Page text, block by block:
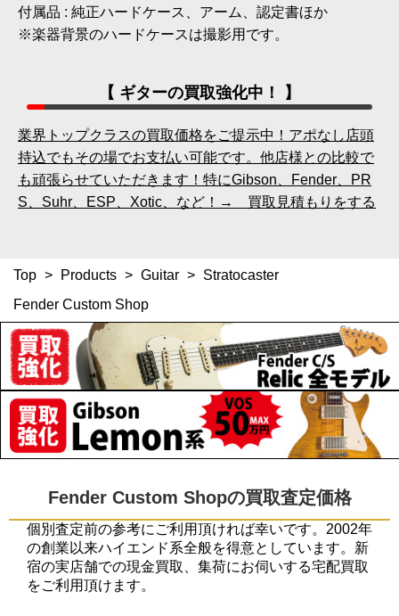
付属品 : 純正ハードケース、アーム、認定書ほか
※楽器背景のハードケースは撮影用です。
【 ギターの買取強化中！ 】
業界トップクラスの買取価格をご提示中！アポなし店頭
持込でもその場でお支払い可能です。他店様との比較で
も頑張らせていただきます！特にGibson、Fender、PR
S、Suhr、ESP、Xotic、など！→ 買取見積もりをする
Top > Products > Guitar > Stratocaster
Fender Custom Shop
Fender Custom Shopの買取査定価格
個別査定前の参考にご利用頂ければ幸いです。2002年
の創業以来ハイエンド系全般を得意としています。新
宿の実店舗での現金買取、集荷にお伺いする宅配買取
をご利用頂けます。